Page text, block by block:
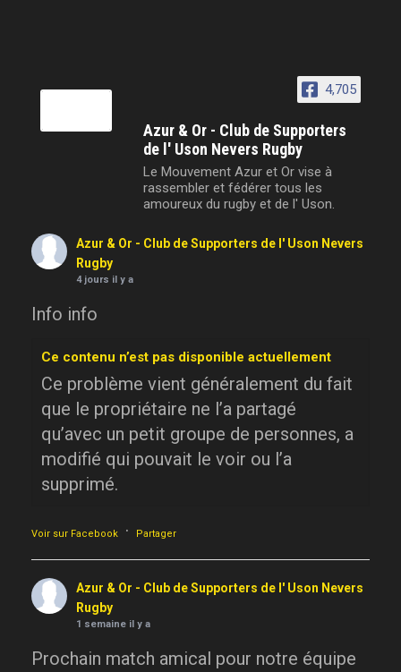
4,705
Azur & Or - Club de Supporters
de l' Uson Nevers Rugby
Le Mouvement Azur et Or vise à
rassembler et fédérer tous les
amoureux du rugby et de l' Uson.
Azur & Or - Club de Supporters de l' Uson Nevers
Rugby
4 jours il y a
Info info
Ce contenu n’est pas disponible actuellement
Ce problème vient généralement du fait
que le propriétaire ne l’a partagé
qu’avec un petit groupe de personnes, a
modifié qui pouvait le voir ou l’a
supprimé.
Voir sur Facebook · Partager
Azur & Or - Club de Supporters de l' Uson Nevers
Rugby
1 semaine il y a
Prochain match amical pour notre équipe